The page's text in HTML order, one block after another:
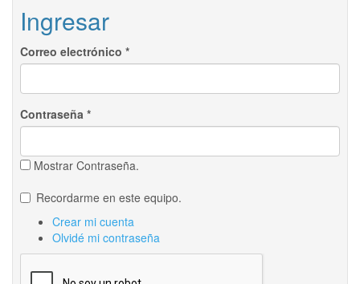
Ingresar
Correo electrónico *
Contraseña *
Mostrar Contraseña.
Recordarme en este equipo.
Crear mi cuenta
Olvidé mi contraseña